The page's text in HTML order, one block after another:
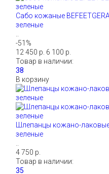
Сабо кожаные
зеленые
..
-51%
12 450 р. 6 100 р.
Товар в наличии:
В корзину
Шлепанцы кожано-лаковые
зеленые
..
4 750 р.
Товар в наличии: